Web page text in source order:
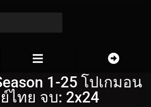
1-25 โปเกมอน
ไทย จบ: 2x24